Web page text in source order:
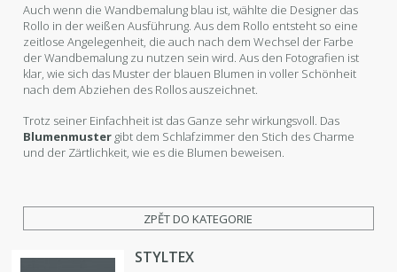
Auch wenn die Wandbemalung blau ist, wählte die Designer das
Rollo in der weißen Ausführung. Aus dem Rollo entsteht so eine
zeitlose Angelegenheit, die auch nach dem Wechsel der Farbe
der Wandbemalung zu nutzen sein wird. Aus den Fotografien ist
klar, wie sich das Muster der blauen Blumen in voller Schönheit
nach dem Abziehen des Rollos auszeichnet.
Trotz seiner Einfachheit ist das Ganze sehr wirkungsvoll. Das
Blumenmuster gibt dem Schlafzimmer den Stich des Charme
und der Zärtlichkeit, wie es die Blumen beweisen.
ZPĚT DO KATEGORIE
STYLTEX